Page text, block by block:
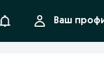
УведомленияВаш